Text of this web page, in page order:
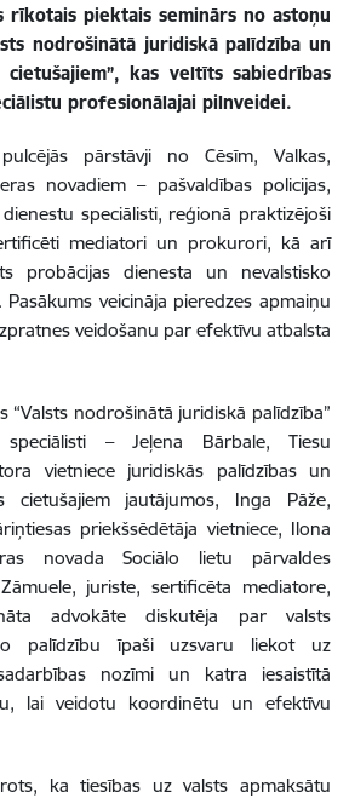
rīkotais piektais seminārs no astoņu
nodrošinātā juridiskā palīdzība un
cietušajiem”, kas veltīts sabiedrības
profesionālajai pilnveidei.
pārstāvji no Cēsīm, Valkas,
novadiem – pašvaldības policijas,
speciālisti, reģionā praktizējoši
mediatori un prokurori, kā arī
probācijas dienesta un nevalstisko
veicināja pieredzes apmaiņu
veidošanu par efektīvu atbalsta
“Valsts nodrošinātā juridiskā palīdzība”
speciālisti – Jeļena Bārbale, Tiesu
vietniece juridiskās palīdzības un
cietušajiem jautājumos, Inga Pāže,
priekšsēdētāja vietniece, Ilona
novada Sociālo lietu pārvaldes
juriste, sertificēta mediatore,
advokāte diskutēja par valsts
palīdzību īpaši uzsvaru liekot uz
nozīmi un katra iesaistītā
lai veidotu koordinētu un efektīvu
ka tiesības uz valsts apmaksātu